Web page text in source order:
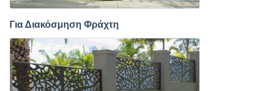
Για Διακόσμηση Φράχτη